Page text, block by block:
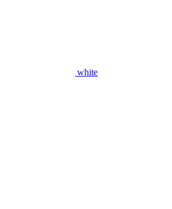
white